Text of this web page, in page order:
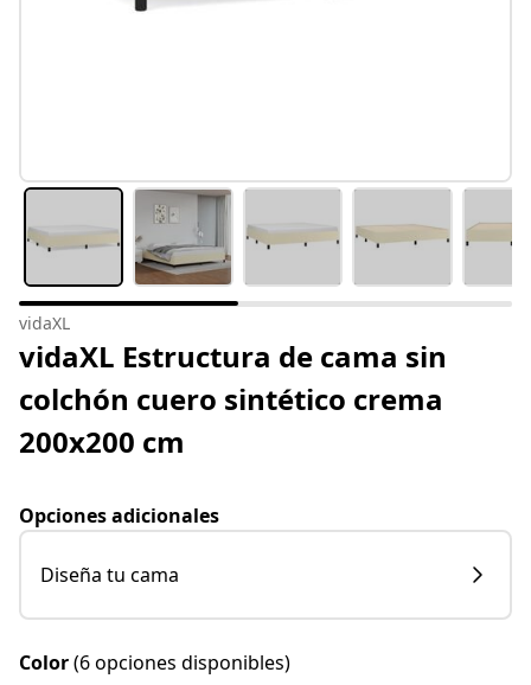
vidaXL
vidaXL Estructura de cama sin
colchón cuero sintético crema
200x200 cm
Opciones adicionales
Diseña tu cama
Color(6 opciones disponibles)